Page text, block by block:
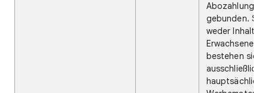
Abozahlungen
gebunden. Sie
weder Inhalte
Erwachsene,
bestehen sie
ausschließlich
hauptsächlich